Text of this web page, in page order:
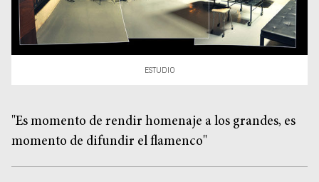
culturales
Teatros y salas
ESTUDIO
"Es momento de rendir homenaje a los grandes, es
momento de difundir el flamenco"